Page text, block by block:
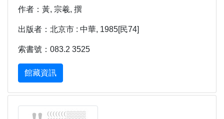
作者：黃, 宗羲, 撰
出版者：北京市 : 中華, 1985[民74]
索書號：083.2 3525
館藏資訊